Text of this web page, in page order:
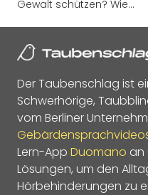
Gewalt schützen? Wie…
Der Taubenschlag ist
Schwerhörige,
vom Berliner
Lern-App Duomano an
Lösungen, um den
Hörbehinderungen zu